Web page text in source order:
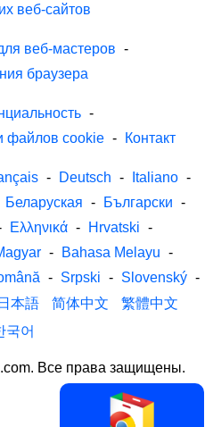
веб-сайтов
веб-мастеров -
браузера
-
файлов cookie - Контакт
- Deutsch - Italiano -
Беларуская - Български -
Ελληνικά - Hrvatski -
- Bahasa Melayu -
- Srpski - Slovenský -
日本語 简体中文
繁體中文
국어
Все права защищены.